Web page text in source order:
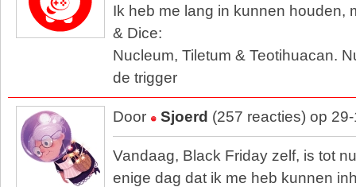
Ik heb me lang in kunnen houden,
& Dice:
Nucleum, Tiletum & Teotihuacan.
de trigger
Door Sjoerd (257 reacties) op
Vandaag, Black Friday zelf, is tot
enige dag dat ik me heb kunnen